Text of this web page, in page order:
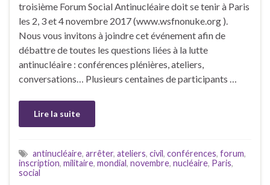
troisième Forum Social Antinucléaire doit se tenir à Paris
les 2, 3 et 4 novembre 2017 (www.wsfnonuke.org ).
Nous vous invitons à joindre cet événement afin de
débattre de toutes les questions liées à la lutte
antinucléaire : conférences plénières, ateliers,
conversations… Plusieurs centaines de participants …
Lire la suite
antinucléaire, arrêter, ateliers, civil, conférences, forum,
inscription, militaire, mondial, novembre, nucléaire, Paris,
social